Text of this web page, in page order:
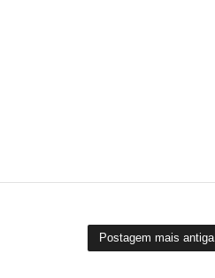
Postagem mais antiga